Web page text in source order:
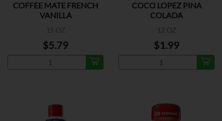
COFFEE MATE FRENCH
VANILLA
15 OZ
$5.79
COCO LOPEZ PINA
COLADA
12 OZ
$1.99